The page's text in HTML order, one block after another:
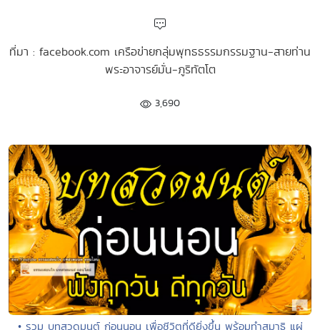
ที่มา : facebook.com เครือข่ายกลุ่มพุทธธรรมกรรมฐาน-สายท่าน
พระอาจารย์มั่น-ภูริทัตโต
3,690
• รวม บทสวดมนต์ ก่อนนอน เพื่อชีวิตที่ดียิ่งขึ้น พร้อมทำสมาธิ แผ่